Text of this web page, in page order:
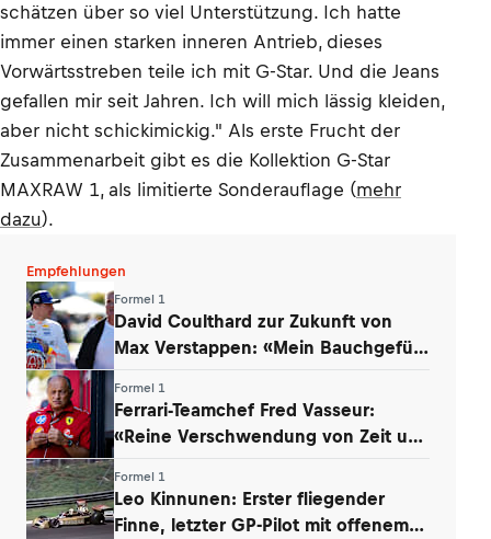
schätzen über so viel Unterstützung. Ich hatte
immer einen starken inneren Antrieb, dieses
Vorwärtsstreben teile ich mit G-Star. Und die Jeans
gefallen mir seit Jahren. Ich will mich lässig kleiden,
aber nicht schickimickig." Als erste Frucht der
Zusammenarbeit gibt es die Kollektion G-Star
MAXRAW 1, als limitierte Sonderauflage (mehr
dazu).
Empfehlungen
Formel 1
David Coulthard zur Zukunft von
Max Verstappen: «Mein Bauchgefühl
Formel 1
Ferrari-Teamchef Fred Vasseur:
«Reine Verschwendung von Zeit und
Formel 1
Leo Kinnunen: Erster fliegender
Finne, letzter GP-Pilot mit offenem